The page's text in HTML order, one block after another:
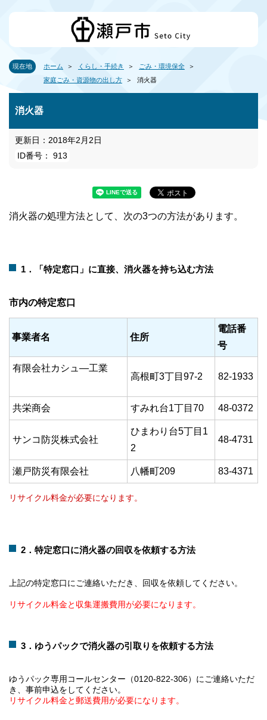
現在地 ホーム くらし・手続き
ごみ・環境保全
家庭ごみ・資源物の出し方
消火器
消火器
更新日：2018年2月2日
ID番号： 913
消火器の処理方法として、次の3つの方法があります。
1．「特定窓口」に直接、消火器を持ち込む方法
市内の特定窓口
事業者名 住所
電話番
号
有限会社カシュ―工業
高根町3丁目97‐2
82-1933
共栄商会 すみれ台1丁目70 48-0372
サンコ防災株式会社
ひまわり台5丁目1
2
48-4731
瀬戸防災有限会社 八幡町209 83-4371
リサイクル料金が必要になります。
2．特定窓口に消火器の回収を依頼する方法
上記の特定窓口にご連絡いただき、回収を依頼してください。
リサイクル料金と収集運搬費用が必要になります。
3．ゆうパックで消火器の引取りを依頼する方法
ゆうパック専用コールセンター（0120-822-306）にご連絡いただ
き、事前申込をしてください。
リサイクル料金と郵送費用が必要になります。